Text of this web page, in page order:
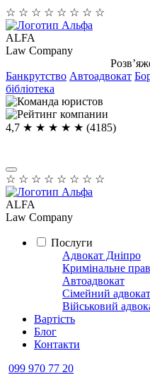
☆ ☆ ☆ ☆ ☆ ☆ ☆ ☆
ALFA
Law Company
Банкрутство Автоадвокат
бібліотека
4,7 ★ ★ ★ ★ ★ (4185)
☆ ☆ ☆ ☆ ☆ ☆ ☆ ☆
ALFA
Law Company
Послуги
Адвокат Дніпро
Кримінальне
Автоадвокат
Сімейний адвокат
Військовий
Вартість
Блог
Контакти
099 970 77 20